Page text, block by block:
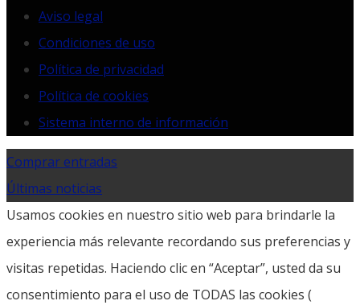
Aviso legal
Condiciones de uso
Política de privacidad
Política de cookies
Sistema interno de información
Comprar entradas
Últimas noticias
Usamos cookies en nuestro sitio web para brindarle la
experiencia más relevante recordando sus preferencias y
visitas repetidas. Haciendo clic en “Aceptar”, usted da su
consentimiento para el uso de TODAS las cookies (